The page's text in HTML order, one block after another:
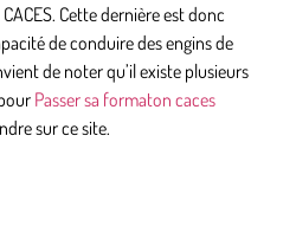
. Cette dernière est donc
de conduire des engins de
de noter qu’il existe plusieurs
Passer sa formaton caces
sur ce site.